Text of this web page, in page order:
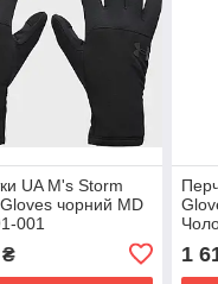
UA M's Storm
чорний MD
001
1